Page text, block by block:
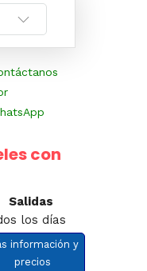
con
Salidas
los días
información y
precios